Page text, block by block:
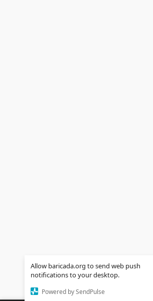
Allow baricada.org to send web push
notifications to your desktop.
Powered by SendPulse